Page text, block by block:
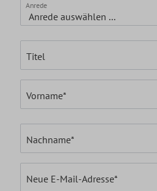
Anrede
Titel
Vorname*
Nachname*
Neue E-Mail-Adresse*